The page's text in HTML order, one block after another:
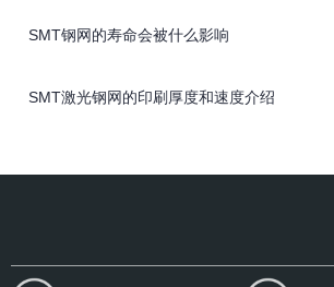
SMT钢网的寿命会被什么影响
SMT激光钢网的印刷厚度和速度介绍